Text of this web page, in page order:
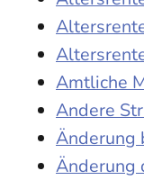
Amtliche
Andere
Änderung
Änderung